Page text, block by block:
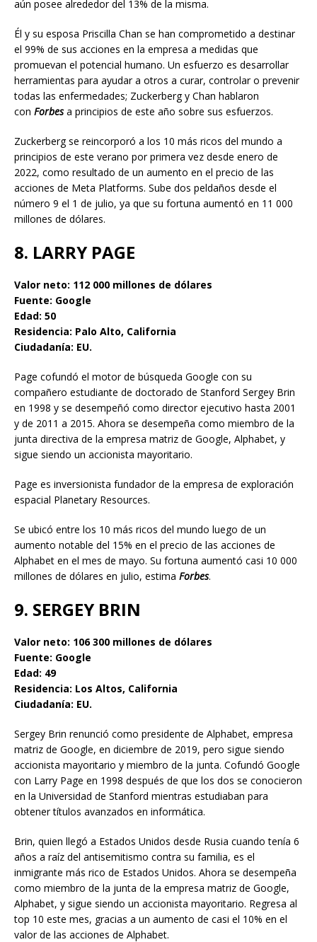
aún posee alrededor del 13% de la misma.
Él y su esposa Priscilla Chan se han comprometido a destinar
el 99% de sus acciones en la empresa a medidas que
promuevan el potencial humano. Un esfuerzo es desarrollar
herramientas para ayudar a otros a curar, controlar o prevenir
todas las enfermedades; Zuckerberg y Chan hablaron
con Forbesa principios de este año sobre sus esfuerzos.
Zuckerberg se reincorporó a los 10 más ricos del mundo a
principios de este verano por primera vez desde enero de
2022, como resultado de un aumento en el precio de las
acciones de Meta Platforms. Sube dos peldaños desde el
número 9 el 1 de julio, ya que su fortuna aumentó en 11 000
millones de dólares.
8. LARRY PAGE
Valor neto: 112 000 millones de dólares
Fuente: Google
Edad: 50
Residencia: Palo Alto, California
Ciudadanía: EU.
Page cofundó el motor de búsqueda Google con su
compañero estudiante de doctorado de Stanford Sergey Brin
en 1998 y se desempeñó como director ejecutivo hasta 2001
y de 2011 a 2015. Ahora se desempeña como miembro de la
junta directiva de la empresa matriz de Google, Alphabet, y
sigue siendo un accionista mayoritario.
Page es inversionista fundador de la empresa de exploración
espacial Planetary Resources.
Se ubicó entre los 10 más ricos del mundo luego de un
aumento notable del 15% en el precio de las acciones de
Alphabet en el mes de mayo. Su fortuna aumentó casi 10 000
millones de dólares en julio, estima Forbes.
9. SERGEY BRIN
Valor neto: 106 300 millones de dólares
Fuente: Google
Edad: 49
Residencia: Los Altos, California
Ciudadanía: EU.
Sergey Brin renunció como presidente de Alphabet, empresa
matriz de Google, en diciembre de 2019, pero sigue siendo
accionista mayoritario y miembro de la junta. Cofundó Google
con Larry Page en 1998 después de que los dos se conocieron
en la Universidad de Stanford mientras estudiaban para
obtener títulos avanzados en informática.
Brin, quien llegó a Estados Unidos desde Rusia cuando tenía 6
años a raíz del antisemitismo contra su familia, es el
inmigrante más rico de Estados Unidos. Ahora se desempeña
como miembro de la junta de la empresa matriz de Google,
Alphabet, y sigue siendo un accionista mayoritario. Regresa al
top 10 este mes, gracias a un aumento de casi el 10% en el
valor de las acciones de Alphabet.